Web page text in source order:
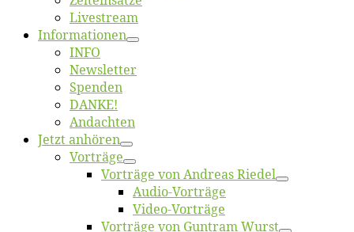
Live­stream
Informatio­nen
INFO
News­let­ter
Spen­den
DANKE!
An­dach­ten
Jetzt an­hö­ren
Vor­trä­ge
Vor­trä­ge von An­dre­as Riedel
Au­dio-Vor­trä­ge
Vi­deo-Vor­trä­ge
Vor­trä­ge von Gun­tram Wurst